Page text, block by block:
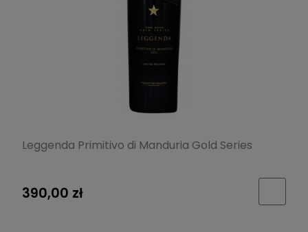
Leggenda Primitivo di Manduria Gold Series
390,00 zł